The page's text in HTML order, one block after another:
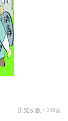
浏览次数： 210次